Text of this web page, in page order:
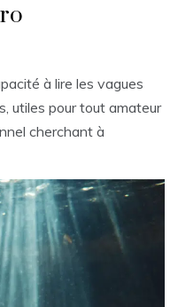
à lire les vagues
utiles pour tout amateur
cherchant à